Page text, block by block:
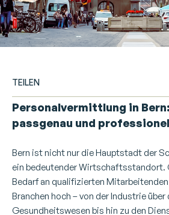
TEILEN
Personalvermittlung in
passgenau und
Bern ist nicht nur die Hauptstadt der
ein bedeutender Wirtschaftsstandort.
Bedarf an qualifizierten
Branchen hoch – von der Industrie über
Gesundheitswesen bis hin zu den